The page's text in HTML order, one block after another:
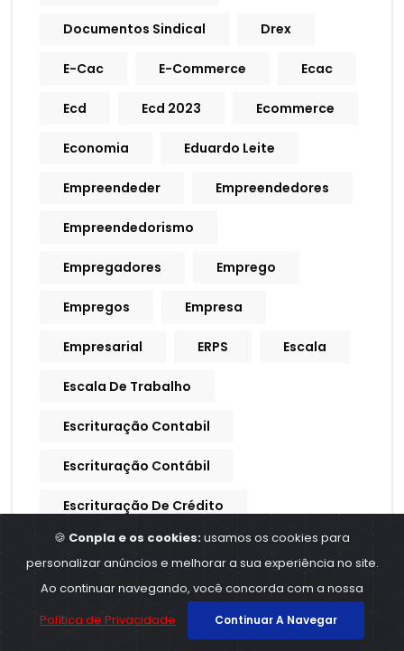
Documentos Sindical Drex
E-Cac E-Commerce Ecac
Ecd Ecd 2023 Ecommerce
Economia Eduardo Leite
Empreendeder Empreendedores
Empreendedorismo
Empregadores Emprego
Empregos Empresa
Empresarial ERPS Escala
Escala De Trabalho
Escrituração Contabil
Escrituração Contábil
Escrituração De Crédito
Escrituração Fiscal Esocial
Estados Estoque
Executivo Fake News
🍪 Conpla e os cookies:usamos os cookies para
personalizar anúncios e melhorar a sua experiência no site.
Ao continuar navegando, você concorda com a nossa
Política de Privacidade
Continuar A Navegar